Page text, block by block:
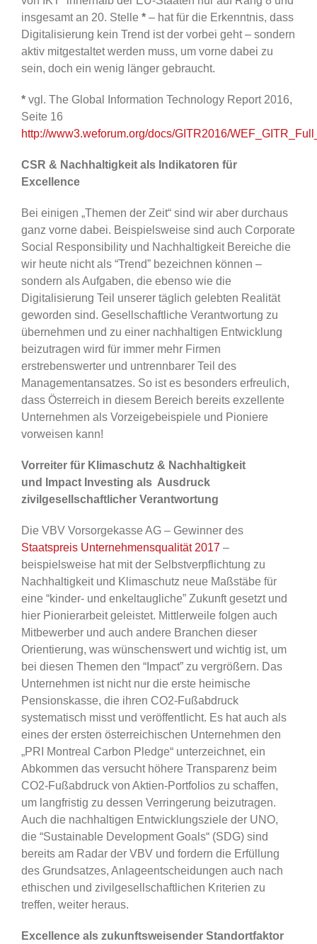
insgesamt an 20. Stelle * – hat für die Erkenntnis, dass
Digitalisierung kein Trend ist der vorbei geht – sondern
aktiv mitgestaltet werden muss, um vorne dabei zu
sein, doch ein wenig länger gebraucht.
* vgl. The Global Information Technology Report 2016,
Seite 16
http://www3.weforum.org/docs/GITR2016/
CSR & Nachhaltigkeit als Indikatoren für
Excellence
Bei einigen „Themen der Zeit“ sind wir aber durchaus
ganz vorne dabei. Beispielsweise sind auch Corporate
Social Responsibility und Nachhaltigkeit Bereiche die
wir heute nicht als “Trend” bezeichnen können –
sondern als Aufgaben, die ebenso wie die
Digitalisierung Teil unserer täglich gelebten Realität
geworden sind. Gesellschaftliche Verantwortung zu
übernehmen und zu einer nachhaltigen Entwicklung
beizutragen wird für immer mehr Firmen
erstrebenswerter und untrennbarer Teil des
Managementansatzes. So ist es besonders erfreulich,
dass Österreich in diesem Bereich bereits exzellente
Unternehmen als Vorzeigebeispiele und Pioniere
vorweisen kann!
Vorreiter für Klimaschutz & Nachhaltigkeit
und
Impact Investing als Ausdruck
zivilgesellschaftlicher Verantwortung
Die VBV Vorsorgekasse AG – Gewinner des
Staatspreis Unternehmensqualität 2017 –
beispielsweise hat mit der Selbstverpflichtung zu
Nachhaltigkeit und Klimaschutz neue Maßstäbe für
eine “kinder- und enkeltaugliche” Zukunft gesetzt und
hier Pionierarbeit geleistet. Mittlerweile folgen auch
Mitbewerber und auch andere Branchen dieser
Orientierung, was wünschenswert und wichtig ist, um
bei diesen Themen den “Impact” zu vergrößern. Das
Unternehmen ist nicht nur die erste heimische
Pensionskasse, die ihren CO2-Fußabdruck
systematisch misst und veröffentlicht. Es hat auch als
eines der ersten österreichischen Unternehmen den
„PRI Montreal Carbon Pledge“ unterzeichnet, ein
Abkommen das versucht höhere Transparenz beim
CO2-Fußabdruck von Aktien-Portfolios zu schaffen,
um langfristig zu dessen Verringerung beizutragen.
Auch die nachhaltigen Entwicklungsziele der UNO,
die “Sustainable Development Goals“ (SDG) sind
bereits am Radar der VBV und fordern die Erfüllung
des Grundsatzes, Anlageentscheidungen auch nach
ethischen und zivilgesellschaftlichen Kriterien zu
treffen, weiter heraus.
Excellence als zukunftsweisender Standortfaktor